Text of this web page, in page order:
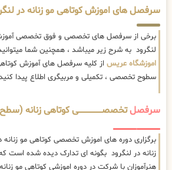
سرفصل های اموزش کوتاهی مو زنانه در
برخی از سرفصل های تخصصی و فوق تخصصی آموزش
لنگرود به شرح زیر میباشد ، همچنین شما
اموزشگاه عریس از کلیه سرفصل های آموزش
سطوح تخصصی ، تکمیلی و مربیگری اطلاع پیدا
سرفصلتخصصــــــــــــــــــــی کوتاهی زنانه
برگزاری دوره های اموزش تخصصی کوتاهی مو زنانه
زنانه در لنگرود بگونه ای تدارک دیده شده است
هنرآموزان با شرکت در دوره اموزشی کوتاهی مو